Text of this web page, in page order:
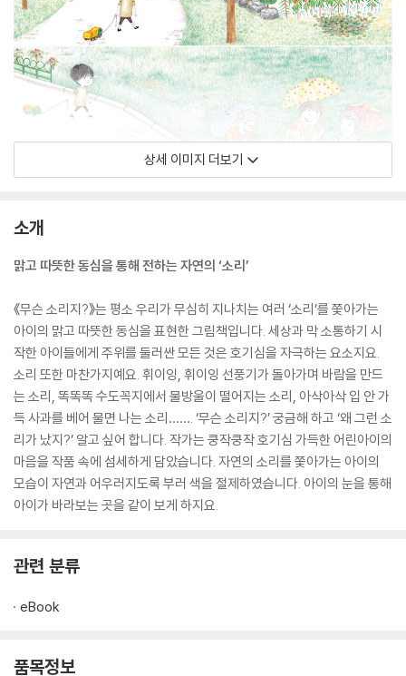
상세 이미지 더보기
소개
맑고 따뜻한 동심을 통해 전하는 자연의 ‘소리’
《무슨 소리지?》는 평소 우리가 무심히 지나치는 여러 ‘소리’를 쫓아가는
아이의 맑고 따뜻한 동심을 표현한 그림책입니다. 세상과 막 소통하기 시
작한 아이들에게 주위를 둘러싼 모든 것은 호기심을 자극하는 요소지요.
소리 또한 마찬가지예요. 휘이잉, 휘이잉 선풍기가 돌아가며 바람을 만드
는 소리, 똑똑똑 수도꼭지에서 물방울이 떨어지는 소리, 아삭아삭 입 안 가
득 사과를 베어 물면 나는 소리……. ‘무슨 소리지?’ 궁금해 하고 ‘왜 그런 소
리가 났지?’ 알고 싶어 합니다. 작가는 쿵작쿵작 호기심 가득한 어린아이의
마음을 작품 속에 섬세하게 담았습니다. 자연의 소리를 쫓아가는 아이의
모습이 자연과 어우러지도록 부러 색을 절제하였습니다. 아이의 눈을 통해
아이가 바라보는 곳을 같이 보게 하지요.
관련 분류
eBook
품목정보